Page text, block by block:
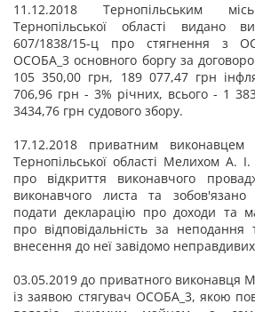
11.12.2018 Тернопільським
Тернопільської області видано
607/1838/15-ц про стягнення з
ОСОБА_3 основного боргу за
105 350,00 грн, 189 077,47 грн
706,96 грн - 3% річних, всього - 1
3434,76 грн судового збору.
17.12.2018 приватним виконавцем
Тернопільської області Мелихом А.
про відкриття виконавчого
виконавчого листа та
подати декларацію про доходи та
про відповідальність за неподання
внесення до неї завідомо
03.05.2019 до приватного виконавця
із заявою стягувач ОСОБА_3, якою